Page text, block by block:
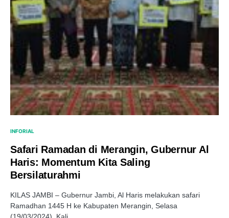
INFORIAL
Safari Ramadan di Merangin, Gubernur Al
Haris: Momentum Kita Saling
Bersilaturahmi
KILAS JAMBI – Gubernur Jambi, Al Haris melakukan safari
Ramadhan 1445 H ke Kabupaten Merangin, Selasa